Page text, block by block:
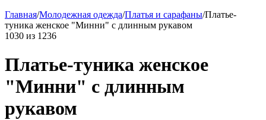
Главная/Молодежная одежда/Платья и сарафаны/Платье-
туника женское "Минни" с длинным рукавом
1030 из 1236
Платье-туника женское
"Минни" с длинным
рукавом